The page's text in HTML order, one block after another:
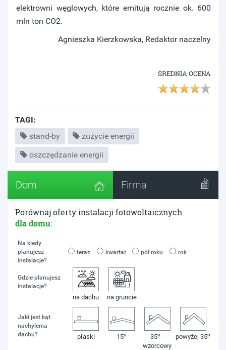
elektrowni węglowych, które emitują rocznie ok. 600
mln ton CO2.
Agnieszka Kierzkowska, Redaktor naczelny
ŚREDNIA OCENA
TAGI:
stand-by
zużycie energii
oszczędzanie energii
Dom Firma
Porównaj oferty instalacji fotowoltaicznych
dla domu:
Na kiedy
planujesz
instalacje?
teraz kwartał pół roku rok
Gdzie planujesz
instalacje?
na dachu na gruncie
Jaki jest kąt
nachylenia
dachu?
płaski 15o 35o -
wzorcowy
powyżej 35o